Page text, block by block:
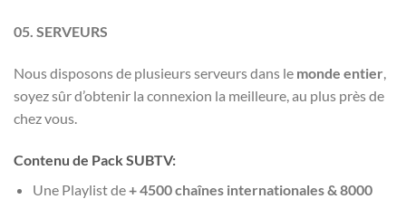
05. SERVEURS
Nous disposons de plusieurs serveurs dans le monde entier,
soyez sûr d’obtenir la connexion la meilleure, au plus près de
chez vous.
Contenu de Pack SUBTV:
Une Playlist de+ 4500 chaînes internationales & 8000